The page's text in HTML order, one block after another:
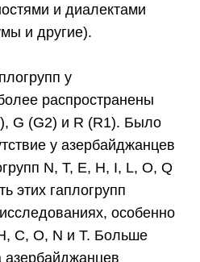
и диалектами
и другие).
у
распространены
G (G2) и R (R1). Было
у азербайджанцев
N, Т, Е, Н, I, L, O, Q
этих гаплогрупп
особенно
C, O, N и T. Больше